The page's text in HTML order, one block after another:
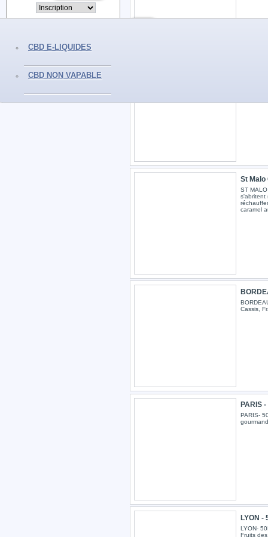
CBD E-LIQUIDES
CBD NON VAPABLE
St Malo
ST
s'abritent
caramel
Cassis,
PARIS
PARIS-
LYON -
LYON-
Fruits